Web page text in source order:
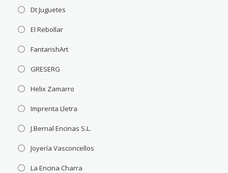
Dt Juguetes
El Rebollar
FantarishArt
GRESERG
Helix Zamarro
Imprenta Lletra
J.Bernal Encinas S.L.
Joyería Vasconcellos
La Encina Charra